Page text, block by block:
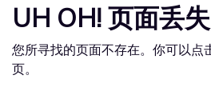
UH OH! 页面丢失
您所寻找的页面不存在。你可以点
页。